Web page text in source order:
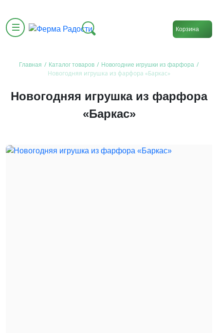
Корзина
Главная / Каталог товаров / Новогодние игрушки из фарфора /
Новогодняя игрушка из фарфора «Баркас»
Новогодняя игрушка из фарфора
«Баркас»